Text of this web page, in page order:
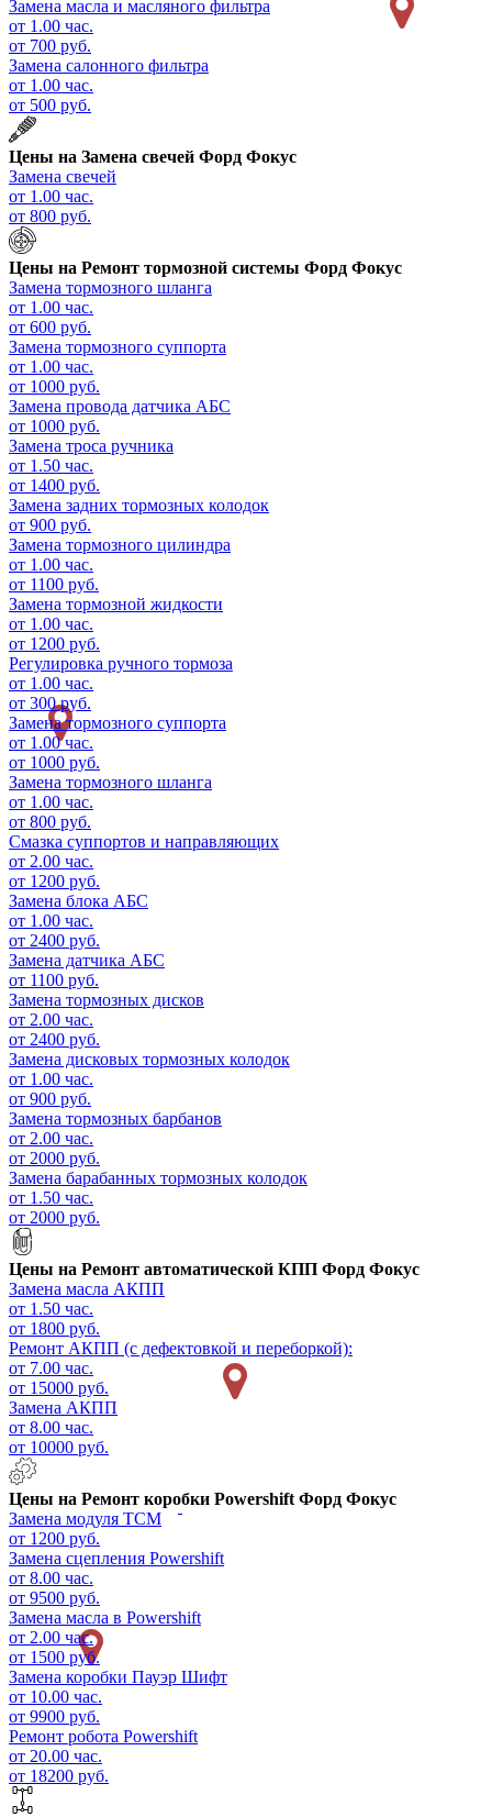
Замена масла и масляного фильтра
от 1.00 час.
от 700 руб.
Замена салонного фильтра
от 1.00 час.
от 500 руб.
Цены на Замена свечей Форд Фокус
Замена свечей
от 1.00 час.
от 800 руб.
Цены на Ремонт тормозной системы Форд Фокус
Замена тормозного шланга
от 1.00 час.
от 600 руб.
Замена тормозного суппорта
от 1.00 час.
от 1000 руб.
Замена провода датчика АБС
от 1000 руб.
Замена троса ручника
от 1.50 час.
от 1400 руб.
Замена задних тормозных колодок
от 900 руб.
Замена тормозного цилиндра
от 1.00 час.
от 1100 руб.
Замена тормозной жидкости
от 1.00 час.
от 1200 руб.
Регулировка ручного тормоза
от 1.00 час.
от 300 руб.
Замена тормозного суппорта
от 1.00 час.
от 1000 руб.
Замена тормозного шланга
от 1.00 час.
от 800 руб.
Смазка суппортов и направляющих
от 2.00 час.
от 1200 руб.
Замена блока АБС
от 1.00 час.
от 2400 руб.
Замена датчика АБС
от 1100 руб.
Замена тормозных дисков
от 2.00 час.
от 2400 руб.
Замена дисковых тормозных колодок
от 1.00 час.
от 900 руб.
Замена тормозных барбанов
от 2.00 час.
от 2000 руб.
Замена барабанных тормозных колодок
от 1.50 час.
от 2000 руб.
Цены на Ремонт автоматической КПП Форд Фокус
Замена масла АКПП
от 1.50 час.
от 1800 руб.
Ремонт АКПП (с дефектовкой и переборкой):
от 7.00 час.
от 15000 руб.
Замена АКПП
от 8.00 час.
от 10000 руб.
Цены на Ремонт коробки Powershift Форд Фокус
Замена модуля ТСМ
от 1200 руб.
Замена сцепления Powershift
от 8.00 час.
от 9500 руб.
Замена масла в Powershift
от 2.00 час.
от 1500 руб.
Замена коробки Пауэр Шифт
от 10.00 час.
от 9900 руб.
Ремонт робота Powershift
от 20.00 час.
от 18200 руб.